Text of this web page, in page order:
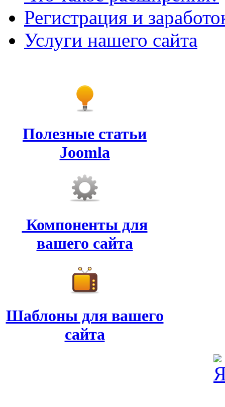
Регистрация и
Услуги нашего сайта
Полезные статьи
Joomla
Компоненты для
вашего сайта
Шаблоны для вашего
сайта